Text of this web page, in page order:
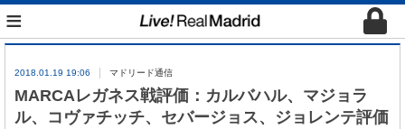
≡
2018.01.19 19:06 マドリード通信
MARCAレガネス戦評価：カルバハル、マジョラ
ル、コヴァチッチ、セバージョス、ジョレンテ評価